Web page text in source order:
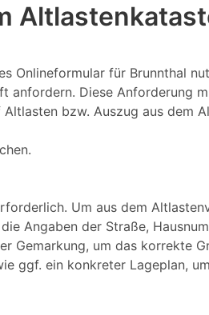
Onlineformular für Brunnthal
anfordern. Diese Anforderung
bzw. Auszug aus dem
Um aus dem
Angaben der Straße,
Gemarkung, um das korrekte
ggf. ein konkreter Lageplan,